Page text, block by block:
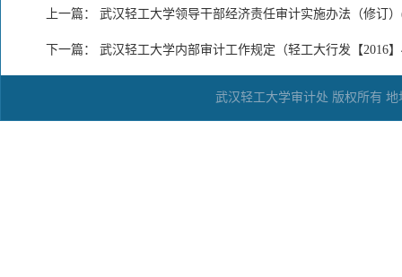
上一篇： 武汉轻工大学领导干部经济责任审计实施办法（修订
下一篇： 武汉轻工大学内部审计工作规定（轻工大行发【2016
武汉轻工大学审计处 版权所有 地